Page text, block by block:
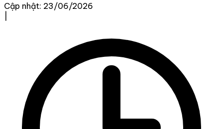
Cập nhật: 23/06/2026